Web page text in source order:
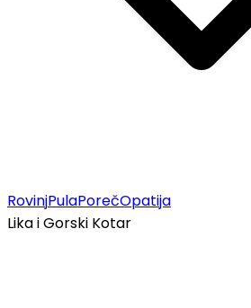
RovinjPulaPorečOpatija
Lika i Gorski Kotar